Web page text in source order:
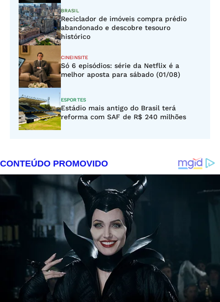
BRASIL
Reciclador de imóveis compra prédio
abandonado e descobre tesouro
histórico
CINEINSITE
Só 6 episódios: série da Netflix é a
melhor aposta para sábado (01/08)
ESPORTES
Estádio mais antigo do Brasil terá
reforma com SAF de R$ 240 milhões